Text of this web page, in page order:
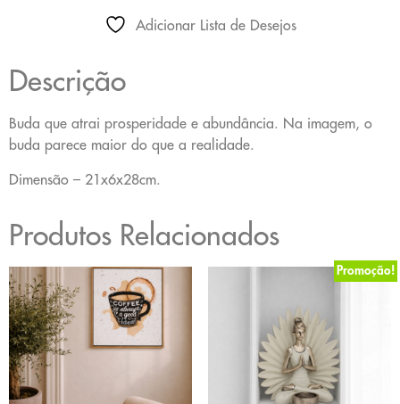
Adicionar Lista de Desejos
Descrição
Buda que atrai prosperidade e abundância. Na imagem, o
buda parece maior do que a realidade.
Dimensão – 21x6x28cm.
Produtos Relacionados
Promoção!